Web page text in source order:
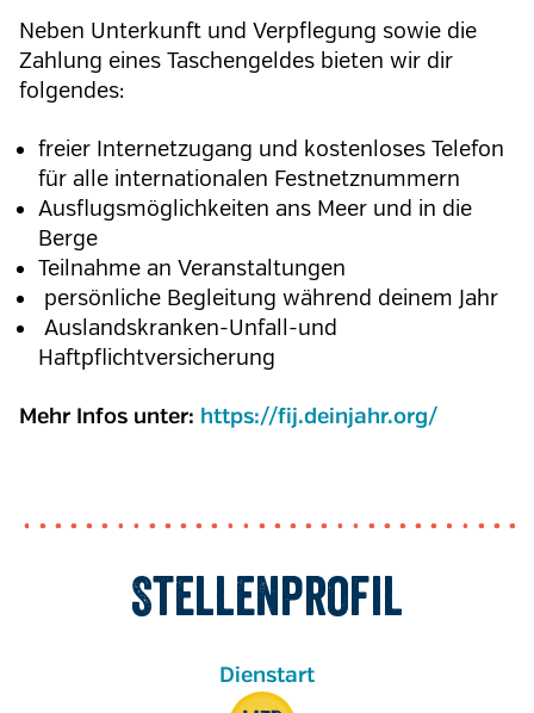
Neben Unterkunft und Verpflegung sowie die
Zahlung eines Taschengeldes bieten wir dir
folgendes:
freier Internetzugang und kostenloses Telefon
für alle internationalen Festnetznummern
Ausflugsmöglichkeiten ans Meer und in die
Berge
Teilnahme an Veranstaltungen
persönliche Begleitung während deinem Jahr
Auslandskranken-Unfall-und
Haftpflichtversicherung
Mehr Infos unter: https://fij.deinjahr.org/
Stellenprofil